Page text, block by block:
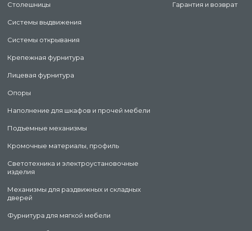
Столешницы
Системы выдвижения
Системы открывания
Крепежная фурнитура
Лицевая фурнитура
Опоры
Наполнение для шкафов и прочей мебели
Подъемные механизмы
Кромочные материалы, профиль
Светотехника и электроустановочные
изделия
Механизмы для раздвижных и складных
дверей
Фурнитура для мягкой мебели
Гарантия и возврат